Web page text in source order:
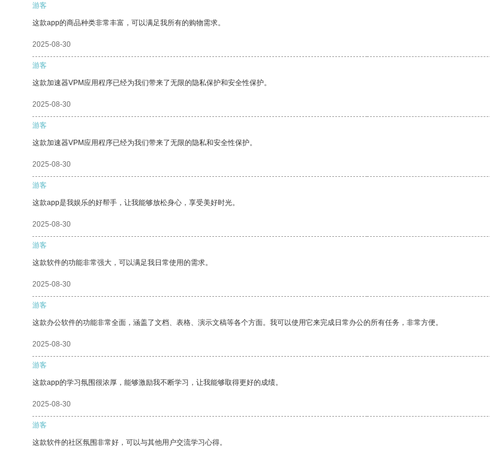
游客
这款app的商品种类非常丰富，可以满足我所有的购物需求。
2025-08-30
游客
这款加速器VPM应用程序已经为我们带来了无限的隐私保护和安全性保护。
2025-08-30
游客
这款加速器VPM应用程序已经为我们带来了无限的隐私和安全性保护。
2025-08-30
游客
这款app是我娱乐的好帮手，让我能够放松身心，享受美好时光。
2025-08-30
游客
这款软件的功能非常强大，可以满足我日常使用的需求。
2025-08-30
游客
这款办公软件的功能非常全面，涵盖了文档、表格、演示文稿等各个方面。我可以使用它来完成日常办公的所有任务，非常方便。
2025-08-30
游客
这款app的学习氛围很浓厚，能够激励我不断学习，让我能够取得更好的成绩。
2025-08-30
游客
这款软件的社区氛围非常好，可以与其他用户交流学习心得。